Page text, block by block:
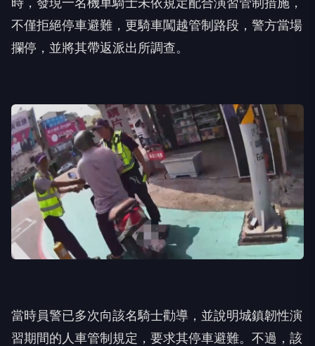
不僅拒絕停車避難，更騎車闖越管制路段，警方當場
攔停，並將其帶返派出所調查。
當時員警已多次向該名騎士勸導，並說明城鎮韌性演
習期間的人車管制規定，要求其停車避難。不過，該